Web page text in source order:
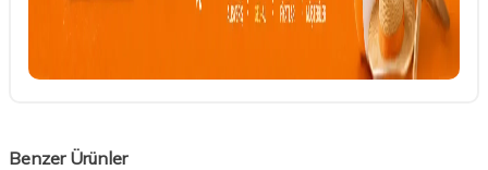
Benzer Ürünler